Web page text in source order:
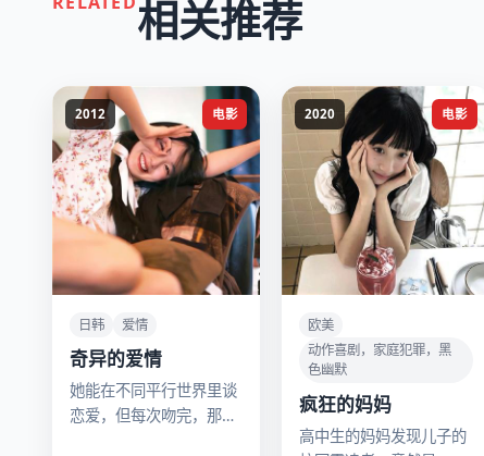
相关推荐
电影
2012
日韩 爱情
奇异的爱情
她能在不同平行世界里谈
恋爱，但每次吻完，那个
电影
2020
欧美
动作喜剧，家庭犯罪，黑
色幽默
疯狂的妈妈
高中生的妈妈发现儿子的